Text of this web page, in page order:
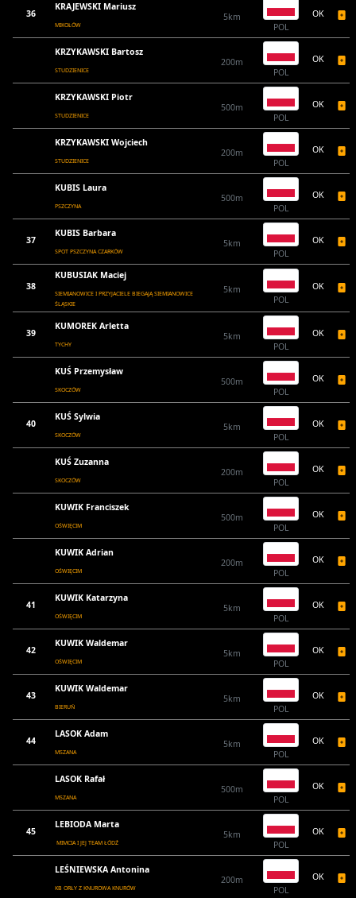
36
KRAJEWSKI Mariusz
MIKOŁÓW
5km
POL
OK
KRZYKAWSKI Bartosz
STUDZIENICE
200m
POL
OK
KRZYKAWSKI Piotr
STUDZIENICE
500m
POL
OK
KRZYKAWSKI Wojciech
STUDZIENICE
200m
POL
OK
KUBIS Laura
PSZCZYNA
500m
POL
OK
37
KUBIS Barbara
SPOT PSZCZYNA CZARKÓW
5km
POL
OK
38
KUBUSIAK Maciej
SIEMIANOWICE I PRZYJACIELE BIEGAJĄ SIEMIANOWICE
ŚLĄSKIE
5km
POL
OK
39
KUMOREK Arletta
TYCHY
5km
POL
OK
KUŚ Przemysław
SKOCZÓW
500m
POL
OK
40
KUŚ Sylwia
SKOCZÓW
5km
POL
OK
KUŚ Zuzanna
SKOCZÓW
200m
POL
OK
KUWIK Franciszek
OŚWIĘCIM
500m
POL
OK
KUWIK Adrian
OŚWIĘCIM
200m
POL
OK
41
KUWIK Katarzyna
OŚWIĘCIM
5km
POL
OK
42
KUWIK Waldemar
OŚWIĘCIM
5km
POL
OK
43
KUWIK Waldemar
BIERUŃ
5km
POL
OK
44
LASOK Adam
MSZANA
5km
POL
OK
LASOK Rafał
MSZANA
500m
POL
OK
45
LEBIODA Marta
MIMCIA I JEJ TEAM ŁÓDŹ
5km
POL
OK
LEŚNIEWSKA Antonina
KB ORŁY Z KNUROWA KNURÓW
200m
POL
OK